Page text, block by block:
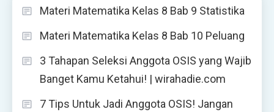
Materi Matematika Kelas 8 Bab 9 Statistika
Materi Matematika Kelas 8 Bab 10 Peluang
3 Tahapan Seleksi Anggota OSIS yang Wajib
Banget Kamu Ketahui! | wirahadie.com
7 Tips Untuk Jadi Anggota OSIS! Jangan